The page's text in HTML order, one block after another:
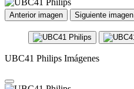
Anterior imagen Siguiente imagen
UBC41 Philips Imágenes